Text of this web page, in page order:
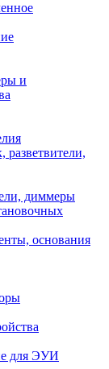
и
разветвители,
диммеры
основания
для ЭУИ